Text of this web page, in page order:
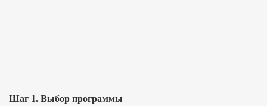
Шаг 1. Выбор программы